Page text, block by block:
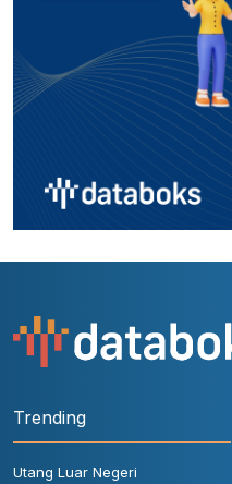
Trending
Utang Luar Negeri